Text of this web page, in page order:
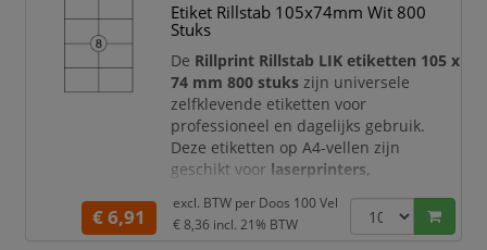
32 mmzijn deze Quantore etiketten
zeer geschik
Etiket Rillstab 105x74mm Wit 800
Stuks
De Rillprint Rillstab LIK etiketten 105 x
74 mm 800 stuks zijn universele
zelfklevende etiketten voor
professioneel en dagelijks gebruik.
Deze etiketten op A4-vellen zijn
geschikt voor laserprinters,
multifunctionele printers, waardoor u
eenvoudig duidelijke labels kunt
€ 6,91
excl. BTW per Doos 100 Vel
€ 8,36 incl. 21% BTW